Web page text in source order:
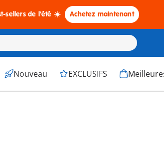
sellers de l'été ☀️ Achetez maintenant
Nouveau EXCLUSIFS